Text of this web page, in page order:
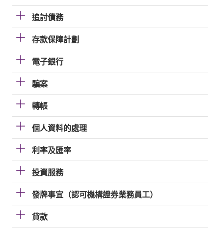
追討債務
存款保障計劃
電子銀行
騙案
轉帳
個人資料的處理
利率及匯率
投資服務
發牌事宜（認可機構證券業務員工）
貸款